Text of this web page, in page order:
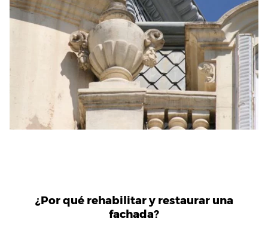
¿Por qué rehabilitar y restaurar una
fachada?